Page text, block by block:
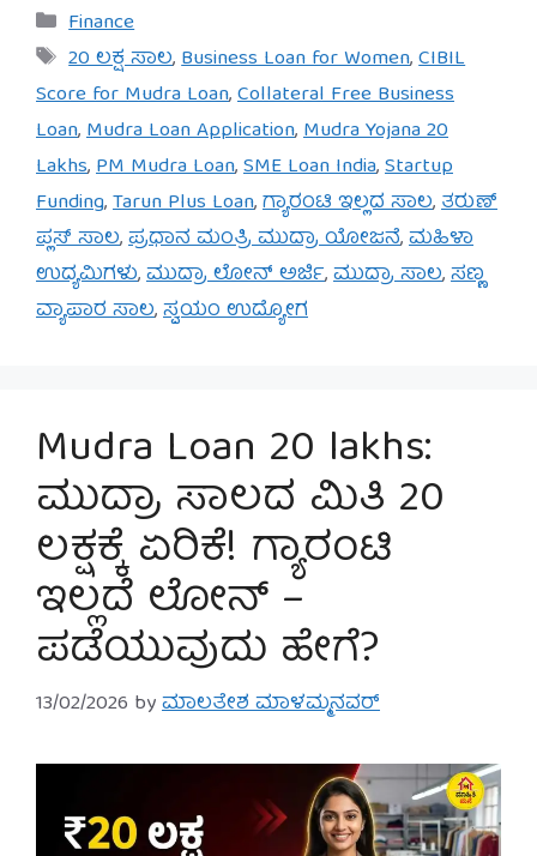
Categories
Finance
Tags
20 ಲಕ್ಷ ಸಾಲ,Business Loan for Women,CIBIL
Score for Mudra Loan,Collateral Free Business
Loan,Mudra Loan Application,Mudra Yojana 20
Lakhs,PM Mudra Loan,SME Loan India,Startup
Funding,Tarun Plus Loan,ಗ್ಯಾರಂಟಿ ಇಲ್ಲದ ಸಾಲ,ತರುಣ್
ಪ್ಲಸ್ ಸಾಲ,ಪ್ರಧಾನ ಮಂತ್ರಿ ಮುದ್ರಾ ಯೋಜನೆ,ಮಹಿಳಾ
ಉದ್ಯಮಿಗಳು,ಮುದ್ರಾ ಲೋನ್ ಅರ್ಜಿ,ಮುದ್ರಾ ಸಾಲ,ಸಣ್ಣ
ವ್ಯಾಪಾರ ಸಾಲ,ಸ್ವಯಂ ಉದ್ಯೋಗ
Mudra Loan 20 lakhs:
ಮುದ್ರಾ ಸಾಲದ ಮಿತಿ 20
ಲಕ್ಷಕ್ಕೆ ಏರಿಕೆ! ಗ್ಯಾರಂಟಿ
ಇಲ್ಲದೆ ಲೋನ್ –
ಪಡೆಯುವುದು ಹೇಗೆ?
13/02/2026 byಮಾಲತೇಶ ಮಾಳಮ್ಮನವರ್